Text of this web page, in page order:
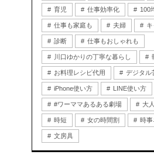
育児 仕事効率化 100
仕事も家庭も 夫婦
診断 仕事もおしゃれも
川口ゆかりの丁寧な暮らし
お料理レシピ代用 デジタル
iPhone使い方 LINE使い方
#ワーママあるある劇場 大
時短 女の時間割 時事
文房具